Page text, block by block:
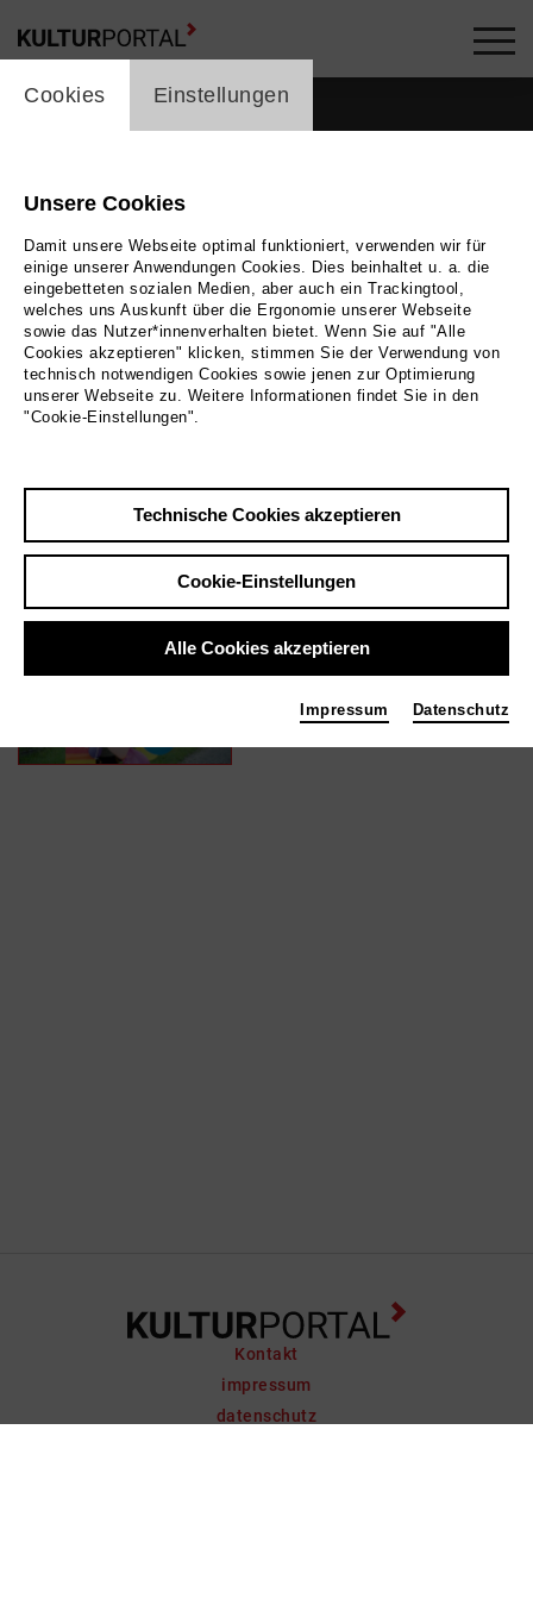
Zurück|Übersicht
In Filmen / Medien wie ...
Drei Frauen | 2022
Kamera
Foto 2021 Maksym Melnyk
Kontakt
impressum
datenschutz
cookie_layer
Cookies Einstellungen
Unsere Cookies
Damit unsere Webseite optimal funktioniert, verwenden wir für
einige unserer Anwendungen Cookies. Dies beinhaltet u. a. die
eingebetteten sozialen Medien, aber auch ein Trackingtool,
welches uns Auskunft über die Ergonomie unserer Webseite
sowie das Nutzer*innenverhalten bietet. Wenn Sie auf "Alle
Cookies akzeptieren" klicken, stimmen Sie der Verwendung von
technisch notwendigen Cookies sowie jenen zur Optimierung
unserer Webseite zu. Weitere Informationen findet Sie in den
"Cookie-Einstellungen".
Technische Cookies akzeptieren
Cookie-Einstellungen
Alle Cookies akzeptieren
Impressum Datenschutz